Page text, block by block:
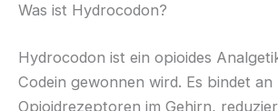
Was ist Hydrocodon?
Hydrocodon ist ein opioides
Codein gewonnen wird. Es bindet an
Opioidrezeptoren im Gehirn,